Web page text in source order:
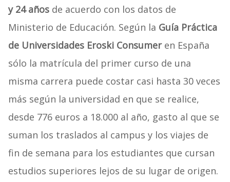
y 24 añosde acuerdo con los datos de
Ministerio de Educación. Según la Guía Práctica
de Universidades Eroski Consumeren España
sólo la matrícula del primer curso de una
misma carrera puede costar casi hasta 30 veces
más según la universidad en que se realice,
desde 776 euros a 18.000 al año, gasto al que se
suman los traslados al campus y los viajes de
fin de semana para los estudiantes que cursan
estudios superiores lejos de su lugar de origen.